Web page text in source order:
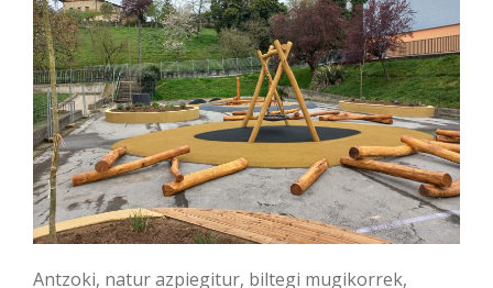
Antzoki, natur azpiegitur, biltegi mugikorrek,